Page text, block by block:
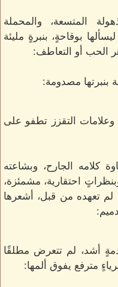
المتسعة، والمحملة
بوقاحةٍ، بنبرةٍ مليئة
الحب أو التعاطف:
بنبرتها مصدومة:
وعلامات التقزز تطفو على
كلامه الجارح، وبشاعته
احتقارية، مشمئزة،
تعهده من قبل، أشعرها
أشد، لم تتعرض مطلقًا
مترفع يفوق ألمها: